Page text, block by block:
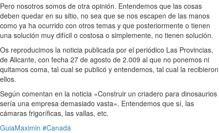
Pero nosotros somos de otra opinión. Entendemos que las cosas
deben quedar en su sitio, no sea que se nos escapen de las manos
como ya ha ocurrido con otros temas y que posteriormente o tienen
una solución muy difícil o costosa o simplemente, no tienen solución.
Os reproducimos la noticia publicada por el periódico Las Provincias,
de Alicante, con fecha 27 de agosto de 2.009 al que no ponemos ni
quitamos coma, tal cual se publicó y entendemos, tal cual la recibieron
ellos.
Según comentan en la noticia «Construir un criadero para dinosaurios
sería una empresa demasiado vasta». Entendemos que sí, las
cámaras frigoríficas, las vallas, etc.
GuiaMaximin #Canadá